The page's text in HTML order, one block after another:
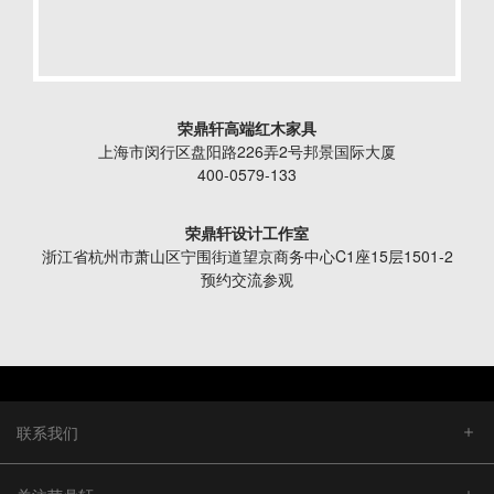
荣鼎轩高端红木家具
上海市闵行区盘阳路226弄2号邦景国际大厦
400-0579-133
荣鼎轩设计工作室
浙江省杭州市萧山区宁围街道望京商务中心C1座15层1501-2
预约交流参观
联系我们